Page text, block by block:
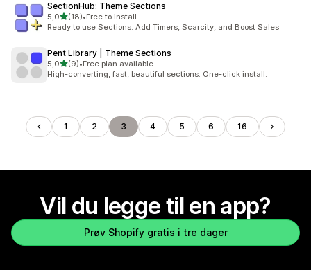
SectionHub: Theme Sections
5,0av 5 stjerner
(18)
Totalt 18 omtaler
•Free to install
Ready to use Sections: Add Timers, Scarcity, and Boost Sales
Pent Library | Theme Sections
5,0av 5 stjerner
(9)
Totalt 9 omtaler
•Free plan available
High-converting, fast, beautiful sections. One-click install.
1 2 3 4 5 6 16
Vil du legge til en app?
Prøv Shopify gratis i tre dager